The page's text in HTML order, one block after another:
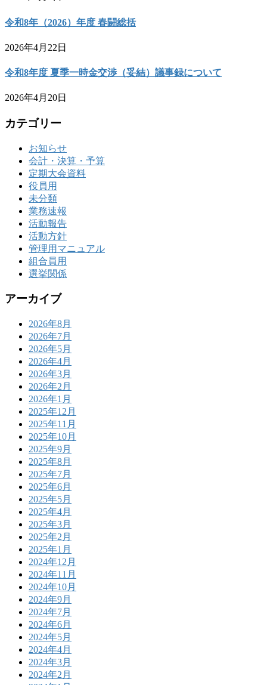
令和8年（2026）年度 春闘総括
2026年4月22日
令和8年度 夏季一時金交渉（妥結）議事録について
2026年4月20日
カテゴリー
お知らせ
会計・決算・予算
定期大会資料
役員用
未分類
業務速報
活動報告
活動方針
管理用マニュアル
組合員用
選挙関係
アーカイブ
2026年8月
2026年7月
2026年5月
2026年4月
2026年3月
2026年2月
2026年1月
2025年12月
2025年11月
2025年10月
2025年9月
2025年8月
2025年7月
2025年6月
2025年5月
2025年4月
2025年3月
2025年2月
2025年1月
2024年12月
2024年11月
2024年10月
2024年9月
2024年7月
2024年6月
2024年5月
2024年4月
2024年3月
2024年2月